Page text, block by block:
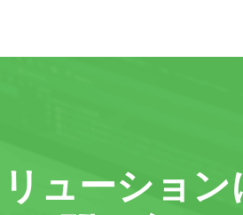
ューション